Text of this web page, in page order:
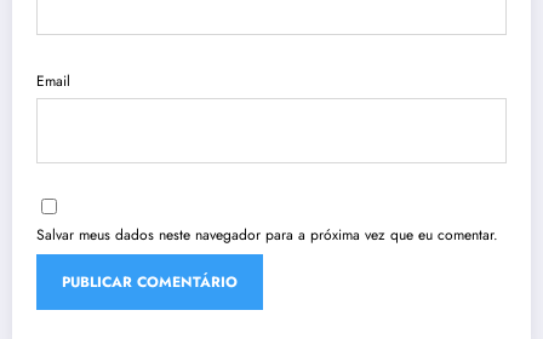
Email
Salvar meus dados neste navegador para a próxima vez que eu comentar.